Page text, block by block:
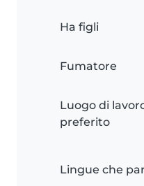
Ha figli
Fumatore
Luogo di
preferito
Lingue che